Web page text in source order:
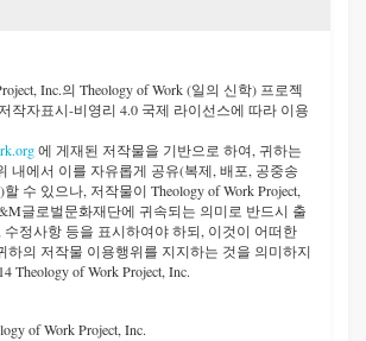
Inc.의 Theology of Work (일의 신학) 프로젝
작자표시-비영리 4.0 국제 라이선스에 따라 이용
에 게재된 저작물을 기반으로 하여, 귀하는
내에서 이를 자유롭게 공유(복제, 배포, 공중송
수 있으나, 저작물이 Theology of Work Project,
글로벌문화재단에 귀속되는 의미로 반드시 출
수정사항 등을 표시하여야 하되, 이것이 어떠한
하의 저작물 이용행위를 지지하는 것을 의미하지
Theology of Work Project, Inc.
of Work Project, Inc.